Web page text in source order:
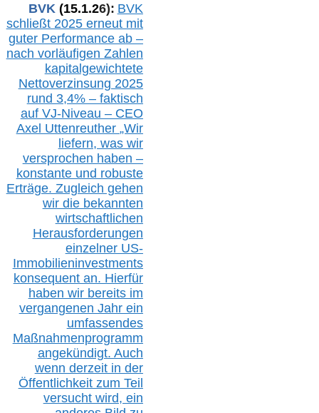
BVK (15.1.26): BVK
schließt 2025 erneut mit
guter Performance ab –
nach vorläufigen Zahlen
kapitalgewichtete
Nettoverzinsung 2025
rund 3,4% – faktisch
auf VJ-Niveau – CEO
Axel Uttenreuther „Wir
liefern, was wir
versprochen haben –
konstante und robuste
Erträge. Zugleich gehen
wir die bekannten
wirtschaftlichen
Herausforderungen
einzelner US-
Immobilieninvestments
konsequent an. Hierfür
haben wir bereits im
vergangenen Jahr ein
umfassendes
Maßnahmenprogramm
angekündigt. Auch
wenn derzeit in der
Öffentlichkeit zum Teil
versucht wird, ein